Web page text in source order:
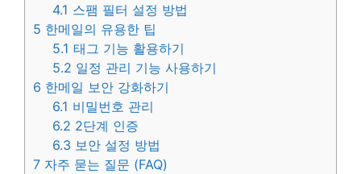
4.1 스팸 필터 설정 방법
5 한메일의 유용한 팁
5.1 태그 기능 활용하기
5.2 일정 관리 기능 사용하기
6 한메일 보안 강화하기
6.1 비밀번호 관리
6.2 2단계 인증
6.3 보안 설정 방법
7 자주 묻는 질문 (FAQ)